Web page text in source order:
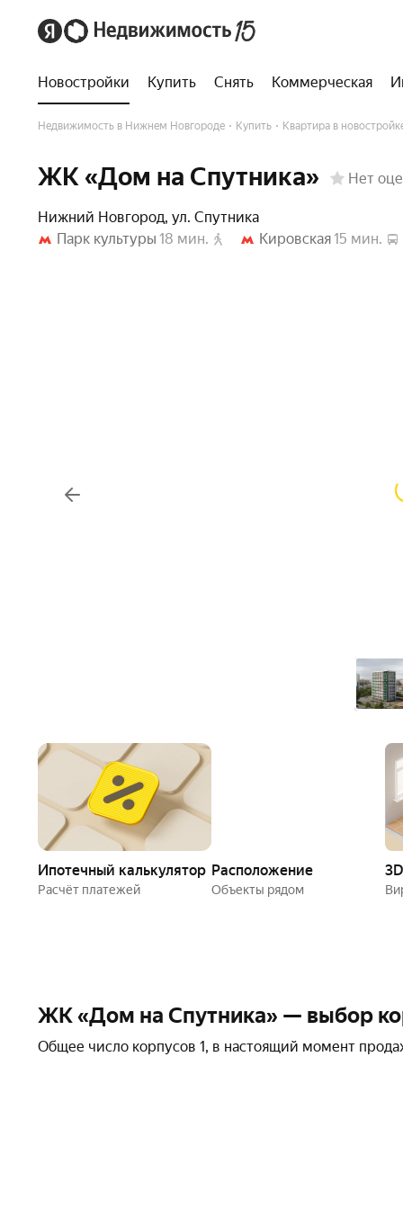
Новостройки Купить Снять Коммерческая
Недвижимость в Нижнем Новгороде Купить Квартира в
ЖК «Дом на Спутника» Нет
Нижний Новгород, ул. Спутника
Парк культуры 18 мин. Кировская 15 мин.
Ипотечный калькулятор
Расчёт платежей
Расположение
Объекты рядом
ЖК «Дом на Спутника» — выбор
Общее число корпусов 1, в настоящий момент
Ход строительства Документация